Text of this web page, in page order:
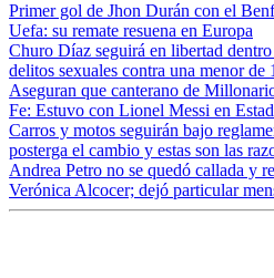
Primer gol de Jhon Durán con el
Uefa: su remate resuena en Europa
Churo Díaz seguirá en libertad
delitos sexuales contra una menor de
Aseguran que canterano de
Fe: Estuvo con Lionel Messi en
Carros y motos seguirán bajo
posterga el cambio y estas son las
Andrea Petro no se quedó callada y
Verónica Alcocer; dejó particular